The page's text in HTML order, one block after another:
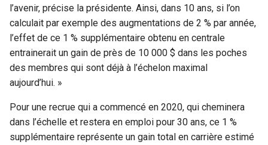
l’avenir, précise la présidente. Ainsi, dans 10 ans, si l’on
calculait par exemple des augmentations de 2 % par année,
l’effet de ce 1 % supplémentaire obtenu en centrale
entrainerait un gain de près de 10 000 $ dans les poches
des membres qui sont déjà à l’échelon maximal
aujourd’hui. »
Pour une recrue qui a commencé en 2020, qui cheminera
dans l’échelle et restera en emploi pour 30 ans, ce 1 %
supplémentaire représente un gain total en carrière estimé